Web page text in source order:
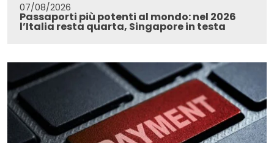
07/08/2026
Passaporti più potenti al mondo: nel 2026
l’Italia resta quarta, Singapore in testa